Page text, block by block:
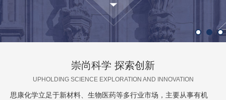
崇尚科学 探索创新
UPHOLDING SCIENCE EXPLORATION AND INNOVATION
思康化学立足于新材料、生物医药等多行业市场，主要从事有机